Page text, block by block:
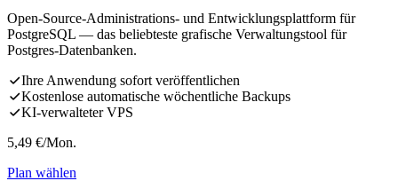
Open-Source-Administrations- und Entwicklungsplattform für
PostgreSQL — das beliebteste grafische Verwaltungstool für
Postgres-Datenbanken.
Ihre Anwendung sofort veröffentlichen
Kostenlose automatische wöchentliche Backups
KI-verwalteter VPS
5,49 €/Mon.
Plan wählen